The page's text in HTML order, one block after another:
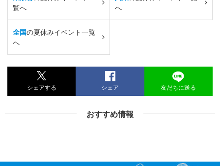
覧へ
へ
全国の夏休みイベント一覧
へ
シェアする シェア 友だちに送る
おすすめ情報